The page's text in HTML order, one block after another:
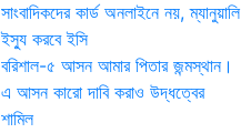
সাংবাদিকদের কার্ড অনলাইনে নয়, ম্যানুয়ালি
ইস্যু করবে ইসি
বরিশাল-৫ আসন আমার পিতার জন্মস্থান।
এ আসন কারো দাবি করাও উদ্ধত্বের
শামিল